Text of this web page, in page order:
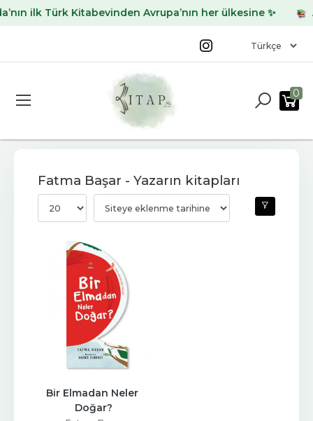
ilk Türk Kitabevinden Avrupa’nın her ülkesine ✨
0
Fatma Başar - Yazarın kitapları
Bir Elmadan Neler
Doğar?